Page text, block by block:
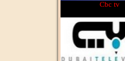
Cbc tv